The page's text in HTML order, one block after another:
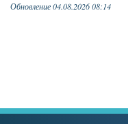
Обновление 04.08.2026 08:14